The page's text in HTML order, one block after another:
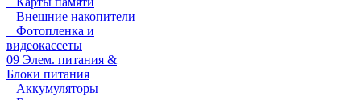
Внешние накопители
Фотопленка и
видеокассеты
09 Элем. питания &
Блоки питания
Аккумуляторы